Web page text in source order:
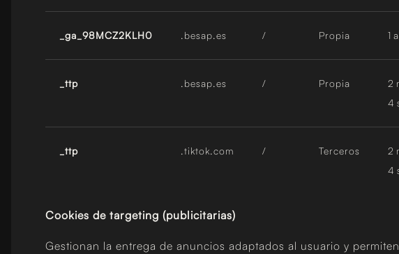
_ga_98MCZ2KLH0 .besap.es / Propia 1
_ttp .besap.es / Propia
2
4
_ttp .tiktok.com / Terceros
2
4
Cookies de targeting (publicitarias)
Gestionan la entrega de anuncios adaptados al usuario y